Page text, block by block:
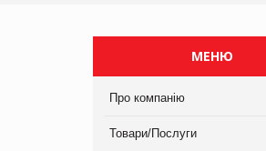
МЕНЮ
Про компанію
Товари/Послуги